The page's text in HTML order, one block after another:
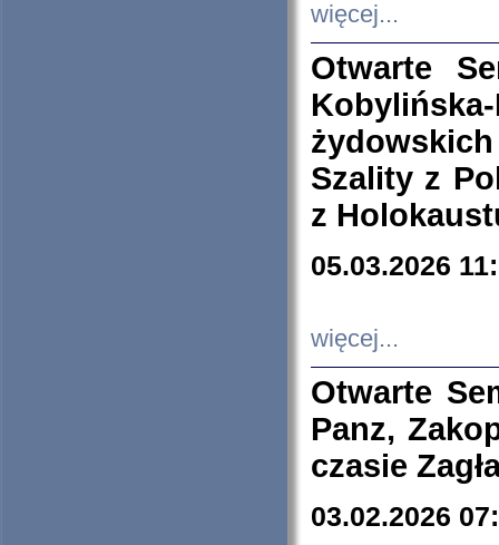
więcej...
Otwarte
Szality z
z
05.03.2026
więcej...
Otwarte
Panz,
czasie
03.02.2026